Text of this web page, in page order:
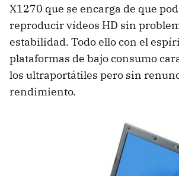
X1270 que se encarga de que
reproducir vídeos HD sin
estabilidad. Todo ello con el
plataformas de bajo consumo
los ultraportátiles pero sin
rendimiento.